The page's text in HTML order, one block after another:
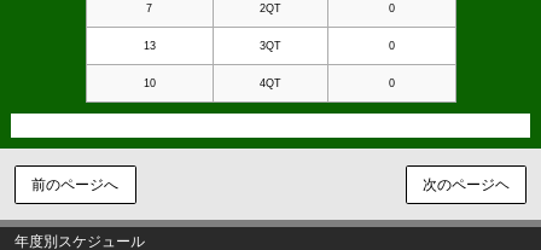
7 2QT 0
13 3QT 0
10 4QT 0
前のページへ 次のページヘ
年度別スケジュール